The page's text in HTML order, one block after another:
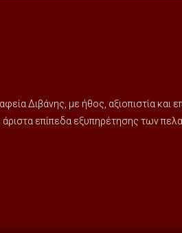
Διβάνης, με ήθος, αξιοπιστία και
επίπεδα εξυπηρέτησης των